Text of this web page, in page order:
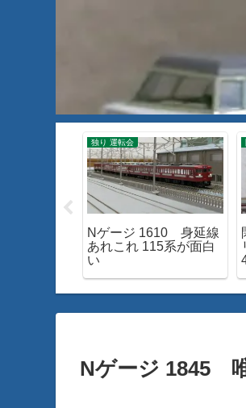
独り 運転会
Nゲージ 1610 身延線
あれこれ 115系が面白
い
Nゲージ 1845